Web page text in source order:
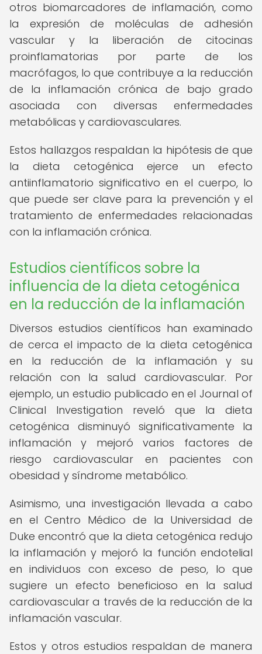
otros biomarcadores de inflamación, como
la expresión de moléculas de adhesión
vascular y la liberación de citocinas
proinflamatorias por parte de los
macrófagos, lo que contribuye a la reducción
de la inflamación crónica de bajo grado
asociada con diversas enfermedades
metabólicas y cardiovasculares.
Estos hallazgos respaldan la hipótesis de que
la dieta cetogénica ejerce un efecto
antiinflamatorio significativo en el cuerpo, lo
que puede ser clave para la prevención y el
tratamiento de enfermedades relacionadas
con la inflamación crónica.
Estudios científicos sobre la
influencia de la dieta cetogénica
en la reducción de la inflamación
Diversos estudios científicos han examinado
de cerca el impacto de la dieta cetogénica
en la reducción de la inflamación y su
relación con la salud cardiovascular. Por
ejemplo, un estudio publicado en el Journal of
Clinical Investigation reveló que la dieta
cetogénica disminuyó significativamente la
inflamación y mejoró varios factores de
riesgo cardiovascular en pacientes con
obesidad y síndrome metabólico.
Asimismo, una investigación llevada a cabo
en el Centro Médico de la Universidad de
Duke encontró que la dieta cetogénica redujo
la inflamación y mejoró la función endotelial
en individuos con exceso de peso, lo que
sugiere un efecto beneficioso en la salud
cardiovascular a través de la reducción de la
inflamación vascular.
Estos y otros estudios respaldan de manera